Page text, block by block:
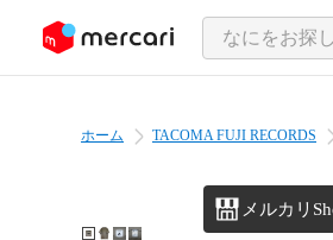
ツにスキップ
ホーム TACOMA FUJI RECORDS
メルカリ